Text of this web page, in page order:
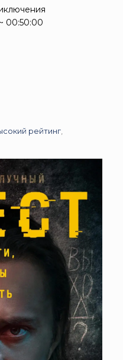
~ 00:50:00
рейтинг,